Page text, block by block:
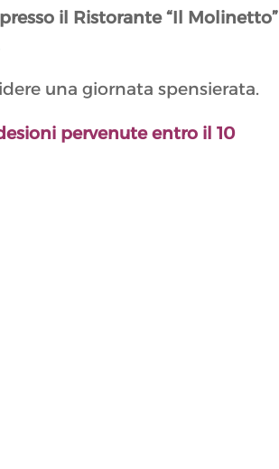
il Ristorante “Il Molinetto”
una giornata spensierata.
pervenute entro il 10